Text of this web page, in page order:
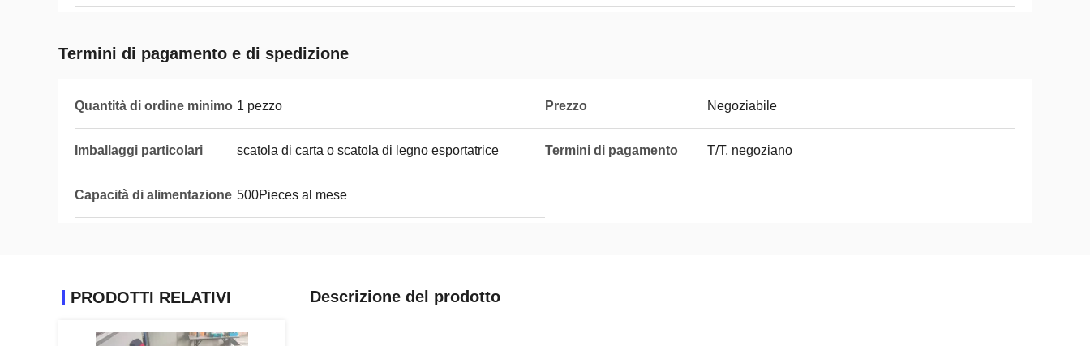
Termini di pagamento e di spedizione
Quantità di ordine minimo 1 pezzo Prezzo Negoziabile
Imballaggi particolari scatola di carta o scatola di legno esportatrice Termini di pagamento T/T, negoziano
Capacità di alimentazione 500Pieces al mese
PRODOTTI RELATIVI Descrizione del prodotto